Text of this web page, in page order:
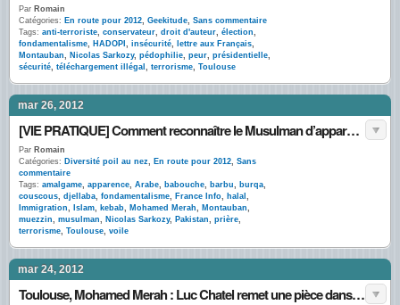
Par Romain
Catégories: En route pour 2012, Geekitude, Sans commentaire
Tags: anti-terroriste, conservateur, droit d'auteur, élection,
fondamentalisme, HADOPI , insécurité, lettre aux Français,
Montauban, Nicolas Sarkozy, pédophilie, peur, présidentielle,
sécurité, téléchargement illégal , terrorisme, Toulouse
mar 26, 2012
[VIE PRATIQUE] Comment reconnaître le Musulman d’apparence ? #musulmandapparence
Par Romain
Catégories: Diversité poil au nez, En route pour 2012, Sans
commentaire
Tags: amalgame, apparence, Arabe, babouche, barbu, burqa,
couscous, djellaba, fondamentalisme, France Info, halal ,
Immigration, Islam, kebab, Mohamed Merah, Montauban,
muezzin, musulman, Nicolas Sarkozy, Pakistan, prière,
terrorisme, Toulouse, voile
mar 24, 2012
Toulouse, Mohamed Merah : Luc Chatel remet une pièce dans le jukebox